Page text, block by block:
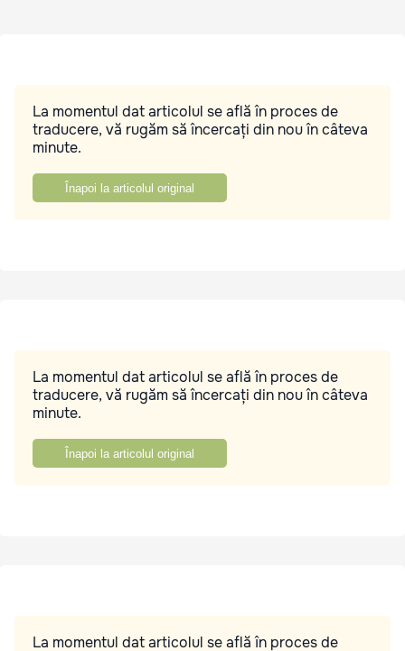
La momentul dat articolul se află în proces de
traducere, vă rugăm să încercați din nou în câteva
minute.
Înapoi la articolul original
La momentul dat articolul se află în proces de
traducere, vă rugăm să încercați din nou în câteva
minute.
Înapoi la articolul original
La momentul dat articolul se află în proces de